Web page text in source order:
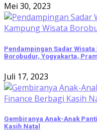
Mei 30, 2023
Pendampingan Sadar
Borobudur, Yogyakarta,
Juli 17, 2023
Gembiranya Anak-Anak
Kasih Natal